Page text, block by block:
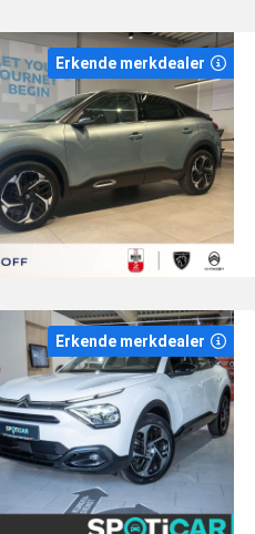
Erkende merkdealer
Erkende merkdealer